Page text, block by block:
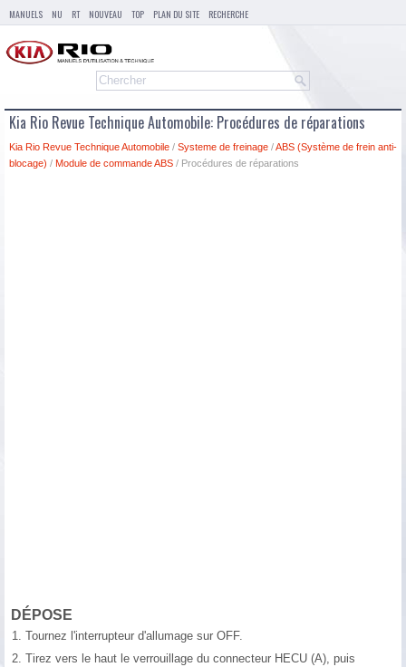
MANUELS NU RT NOUVEAU TOP PLAN DU SITE RECHERCHE
Kia Rio Revue Technique Automobile: Procédures de réparations
Kia Rio Revue Technique Automobile / Systeme de freinage /ABS (Système de frein anti-
blocage) / Module de commande ABS / Procédures de réparations
DÉPOSE
1. Tournez l'interrupteur d'allumage sur OFF.
2. Tirez vers le haut le verrouillage du connecteur HECU (A), puis